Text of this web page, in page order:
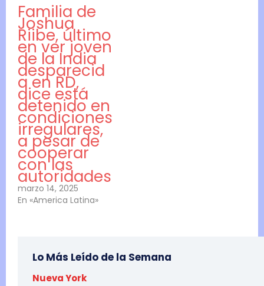
Familia de
Joshua
Riibe, último
en ver joven
de la India
desparecid
a en RD,
dice está
detenido en
condiciones
irregulares,
a pesar de
cooperar
con las
autoridades
marzo 14, 2025
En «America Latina»
Lo Más Leído de la Semana
Nueva York